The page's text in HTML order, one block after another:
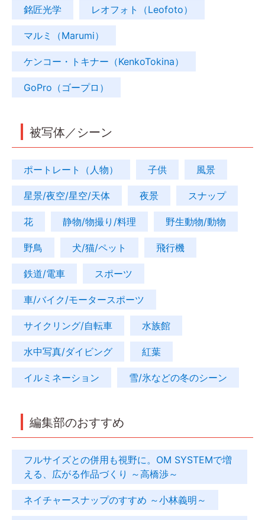
銘匠光学 レオフォト（Leofoto）
マルミ（Marumi）
ケンコー・トキナー（KenkoTokina）
GoPro（ゴープロ）
被写体／シーン
ポートレート（人物） 子供 風景
星景/夜空/星空/天体 夜景 スナップ
花 静物/物撮り/料理 野生動物/動物
野鳥 犬/猫/ペット 飛行機
鉄道/電車 スポーツ
車/バイク/モータースポーツ
サイクリング/自転車 水族館
水中写真/ダイビング 紅葉
イルミネーション 雪/氷などの冬のシーン
編集部のおすすめ
フルサイズとの併用も視野に。OM SYSTEMで増
える、広がる作品づくり ～高橋渉～
ネイチャースナップのすすめ ～小林義明～